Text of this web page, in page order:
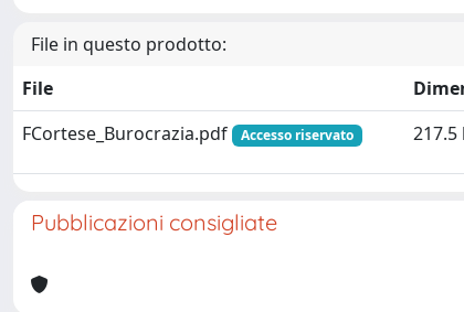
File in questo prodotto:
File
FCortese_Burocrazia.pdf
Accesso riservato 217.5
Pubblicazioni consigliate